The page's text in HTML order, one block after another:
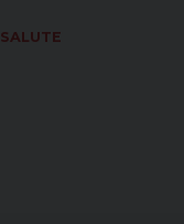
SALUTE